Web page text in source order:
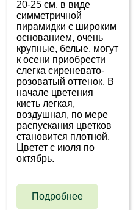
20-25 см, в виде
симметричной
пирамидки с широким
основанием, очень
крупные, белые, могут
к осени приобрести
слегка сиреневато-
розоватый оттенок. В
начале цветения
кисть легкая,
воздушная, по мере
распускания цветков
становится плотной.
Цветет с июля по
октябрь.
Подробнее